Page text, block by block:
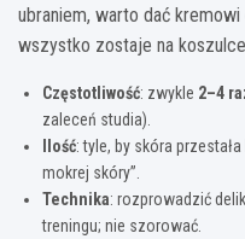
ubraniem, warto dać
wszystko zostaje na
Częstotliwość: zwykle 2–4
zaleceń studia).
Ilość: tyle, by skóra
mokrej skóry”.
Technika: rozprowadzić
treningu; nie szorować.